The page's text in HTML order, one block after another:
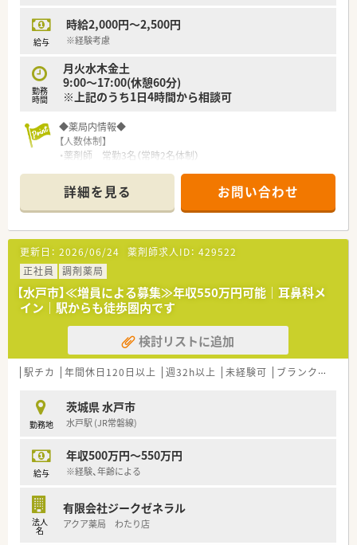
給与
時給2,000円～2,500円
※経験考慮
勤務
時間
月火水木金土
9:00～17:00(休憩60分)
※上記のうち1日4時間から相談可
◆薬局内情報◆
【人数体制】
・薬剤師 常勤3名（常時2名体制）
【処方枚数】
・平均20～30枚/日程度
・金曜日・土曜日は忙しく50〜70枚/日程度
【処方内容】
・軽い処方は軽く、ご負担はありません
・一包化は少々ありますが、予製の対応はほとんどありません
【在宅対応】
・在宅件数：施設4件・50名程度/個人在宅10件程
⇒門前クリニック他、内科系（パーキンソン病）の施設などから応
需しております
・クリーンベンチ完備あり
・薬歴：メディコム 監査システム：無し
・代表は病院出身の薬剤師様で現在も現場に入られております。
・病院のサテライトクリニックの門前薬局として令和元年にオー
・代表は40代男性でとても優しく親切な薬剤師様です。
・未経験やブランクのある方もやる気さえあればしっかり教えて
頂ける環境です
詳細を見る お問い合わせ
更新日： 2026/06/24 薬剤師求人ID： 429522
正社員
調剤薬局
【水戸市】≪増員による募集≫年収550万円可能｜耳鼻科メ
イン｜駅からも徒歩圏内です
検討リストに追加
駅チカ 年間休日120日以上 週32h以上 未経験可 ブランク可
勤務地
茨城県 水戸市
水戸駅 (JR常磐線)
給与
年収500万円～550万円
※経験、年齢による
法人
名
有限会社ジークゼネラル
アクア薬局 わたり店